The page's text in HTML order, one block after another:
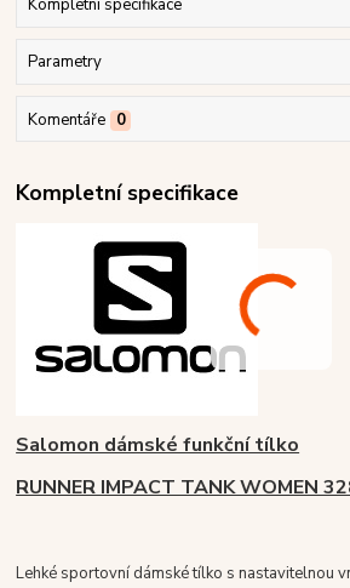
Kompletní specifikace
Parametry
Komentáře 0
Kompletní specifikace
Salomon dámské funkční tílko
RUNNER IMPACT TANK WOMEN
Lehké sportovní dámské tílko s nastavitelnou